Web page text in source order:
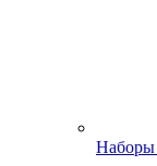
Наборы